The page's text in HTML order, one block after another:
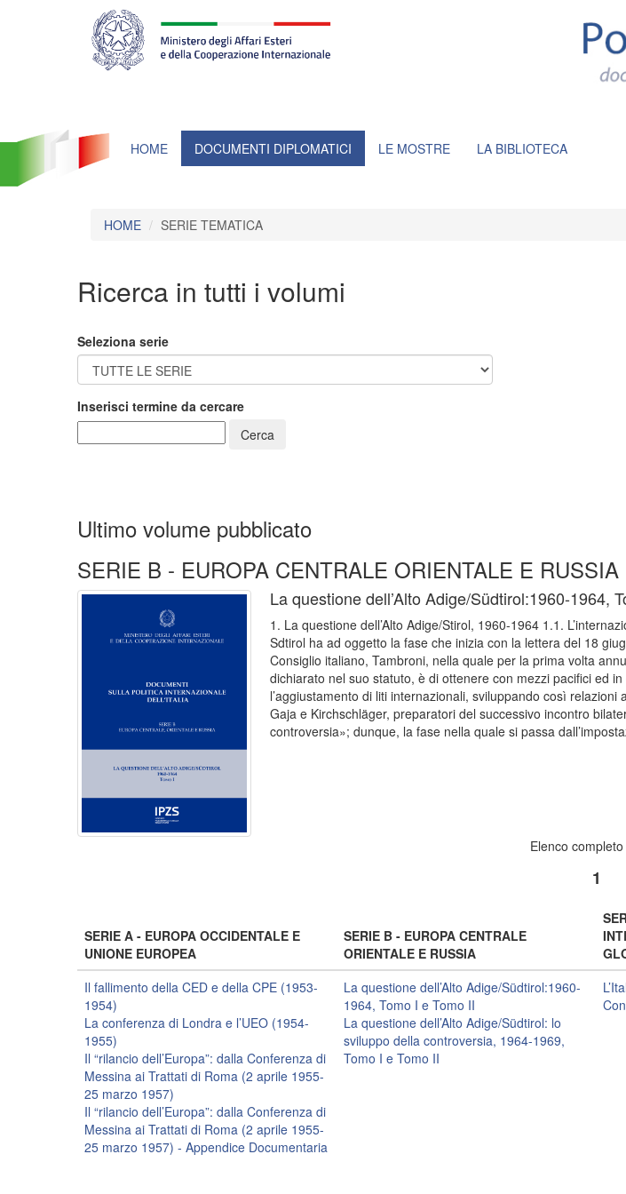
HOME DOCUMENTI DIPLOMATICI LE MOSTRE LA BIBLIOTECA
HOME SERIE TEMATICA
Ricerca in tutti i volumi
Seleziona serie
Inserisci termine da cercare
Ultimo volume pubblicato
SERIE B - EUROPA CENTRALE ORIENTALE E RUSSIA
La questione dell’Alto Adige/Südtirol:1960-1964,
1. La questione dell’Alto Adige/Stirol, 1960-1964 1.1.
Sdtirol ha ad oggetto la fase che inizia con la lettera del 18
Consiglio italiano, Tambroni, nella quale per la prima volta
dichiarato nel suo statuto, è di ottenere con mezzi pacifici ed
l’aggiustamento di liti internazionali, sviluppando così
Gaja e Kirchschläger, preparatori del successivo incontro
controversia»; dunque, la fase nella quale si passa
Elenco
1
SERIE A - EUROPA OCCIDENTALE E
UNIONE EUROPEA
SERIE B - EUROPA CENTRALE
ORIENTALE E RUSSIA
Il fallimento della CED e della CPE (1953-
1954)
La conferenza di Londra e l’UEO (1954-
1955)
Il “rilancio dell’Europa”: dalla Conferenza di
Messina ai Trattati di Roma (2 aprile 1955-
25 marzo 1957)
Il “rilancio dell’Europa”: dalla Conferenza di
Messina ai Trattati di Roma (2 aprile 1955-
25 marzo 1957) - Appendice Documentaria
La questione dell’Alto Adige/Südtirol:1960-
1964, Tomo I e Tomo II
La questione dell’Alto Adige/Südtirol: lo
sviluppo della controversia, 1964-1969,
Tomo I e Tomo II